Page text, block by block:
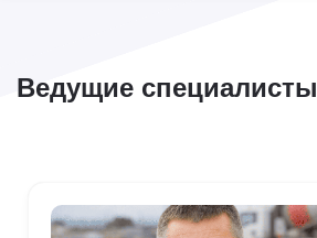
Ведущие специалисты